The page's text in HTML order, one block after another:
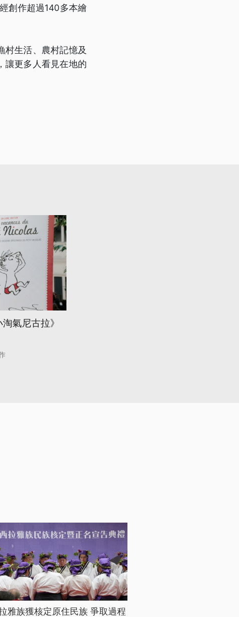
創作超過140多本繪
村生活、農村記憶及
讓更多人看見在地的
氣尼古拉》
雅族獲核定原住民族 爭取過程